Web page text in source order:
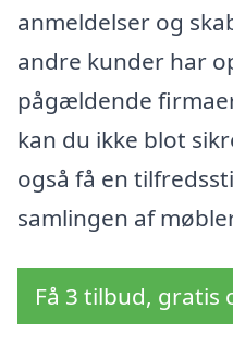
anmeldelser og
andre kunder har
pågældende
kan du ikke blot
også få en
samlingen af
Få 3 tilbud,